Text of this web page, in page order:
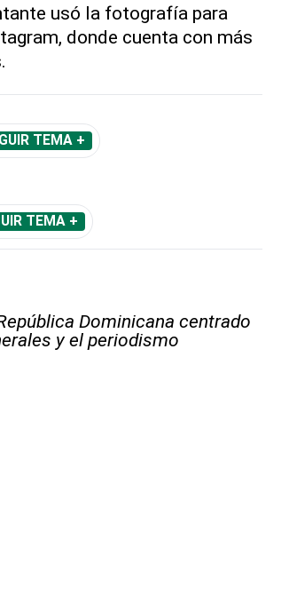
usó la fotografía para
donde cuenta con más
TEMA +
TEMA +
Dominicana centrado
y el periodismo